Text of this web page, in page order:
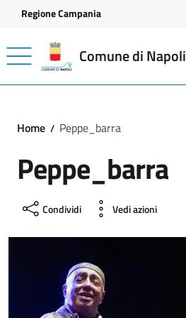
Vai ai contenuti
Vai al footer
Regione Campania
Comune di Napoli
Home Peppe_barra
Peppe_barra
Condividi Vedi azioni